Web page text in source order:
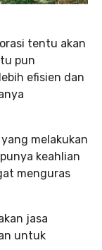
tentu akan
pun
efisien dan
melakukan
keahlian
menguras
jasa
untuk